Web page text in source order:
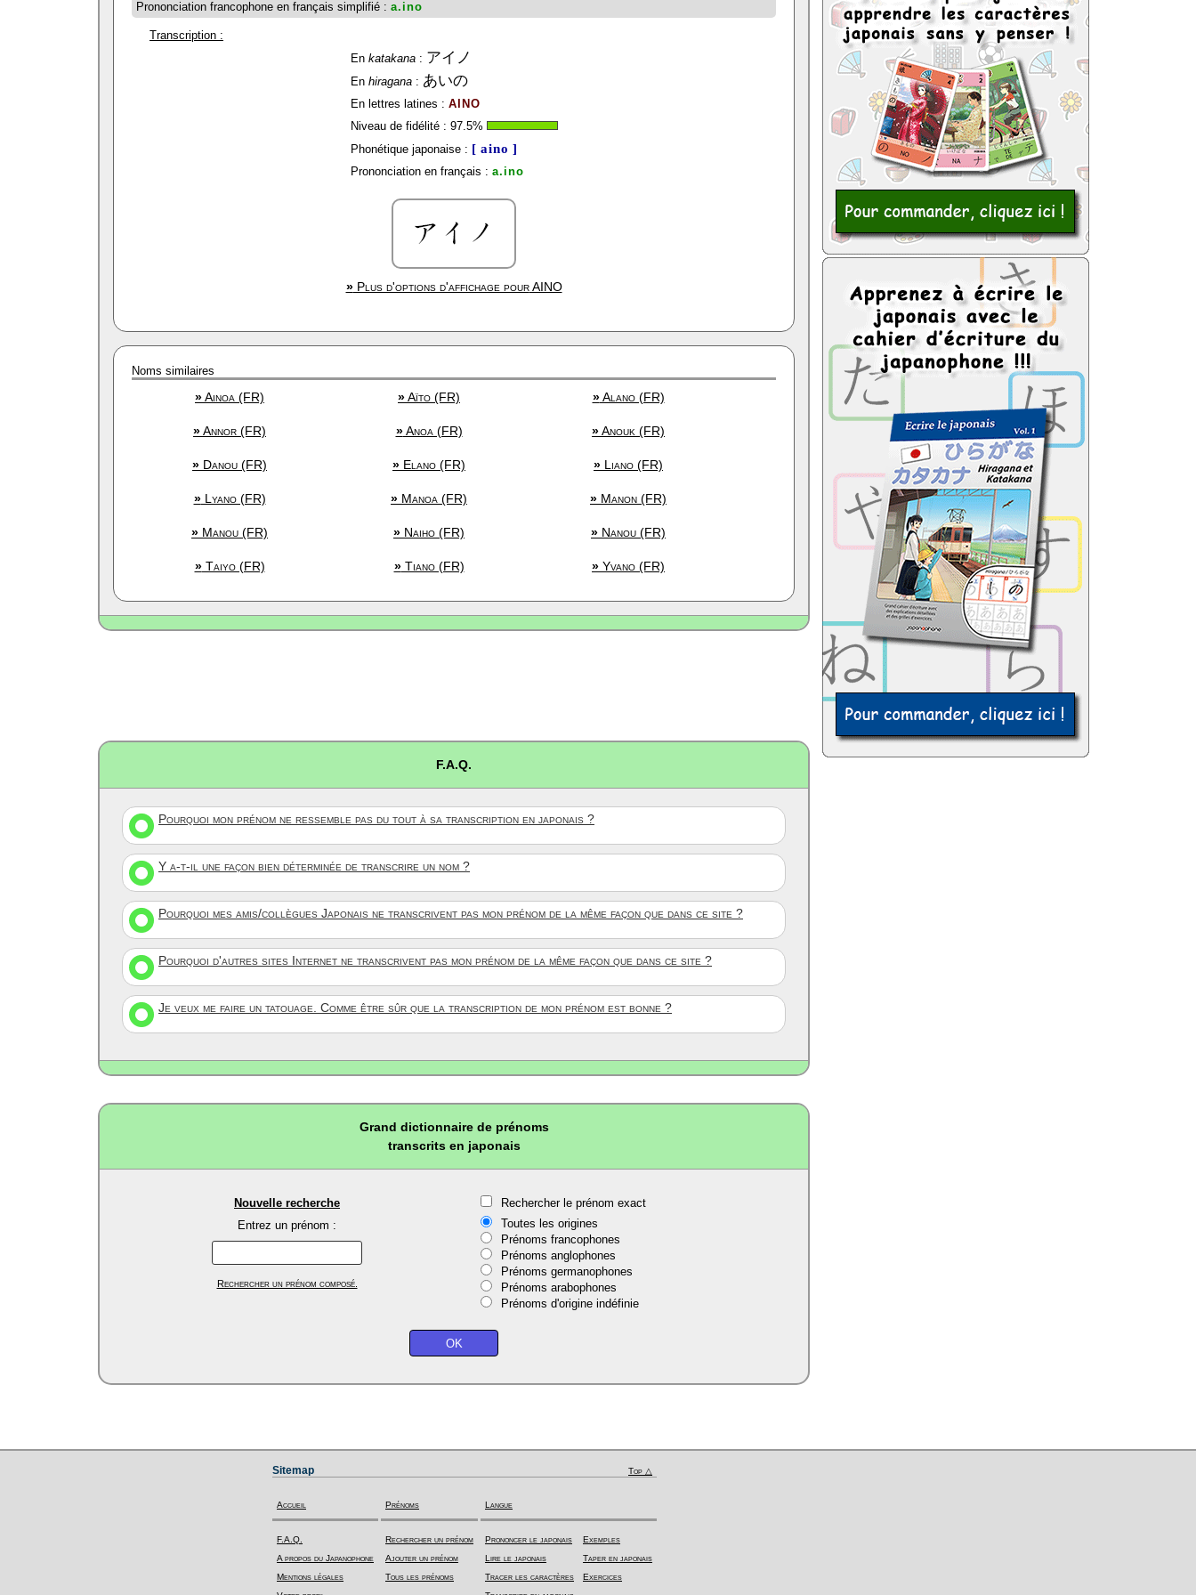
Prononciation francophone en français simplifié : a.ino
Transcription :
En katakana: アイノ
En hiragana: あいの
En lettres latines : AINO
Niveau de fidélité : 97.5%
Phonétique japonaise : [ aino ]
Prononciation en français : a.ino
»Plus d'options d'affichage pourAINO
Noms similaires
»Ainoa (FR) »Aïto (FR) »Alano (FR)
»Annor (FR) »Anoa (FR) »Anouk (FR)
» Danou (FR) » Elano (FR) » Liano (FR)
»Lyano (FR) » Manoa (FR) » Manon (FR)
» Manou (FR) » Naiho (FR) » Nanou (FR)
»Taiyo (FR) »Tiano (FR) » Yvano (FR)
F.A.Q.
Pourquoi mon prénom ne ressemble pas du tout à sa transcription en japonais ?
Y a-t-il une façon bien déterminée de transcrire un nom ?
Pourquoi mes amis/collègues Japonais ne transcrivent pas mon prénom de la même façon que dans ce site ?
Pourquoi d'autres sites Internet ne transcrivent pas mon prénom de la même façon que dans ce site ?
Je veux me faire un tatouage. Comme être sûr que la transcription de mon prénom est bonne ?
Grand dictionnaire de prénoms
transcrits en japonais
Nouvelle recherche
Entrez un prénom :
Rechercher un prénom composé.
Rechercher le prénom exact
Toutes les origines
Prénoms francophones
Prénoms anglophones
Prénoms germanophones
Prénoms arabophones
Prénoms d'origine indéfinie
Sitemap Top △
Accueil
F.A.Q.
A propos du Japanophone
Mentions légales
Prénoms
Rechercher un prénom
Ajouter un prénom
Tous les prénoms
Langue
Prononcer le japonais
Lire le japonais
Tracer les caractères
Exemples
Taper en japonais
Exercices